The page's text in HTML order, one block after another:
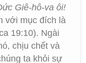
Giê-hô-va ôi!
với mục đích là
19:10). Ngài
chịu chết và
ta khỏi sự